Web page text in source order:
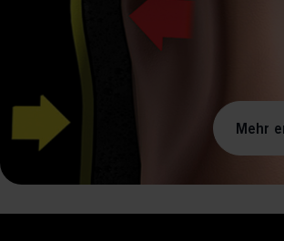
Mehr
cookies are used to track visitors across
and engaging advertisements. By enabling
for personalized advertising across